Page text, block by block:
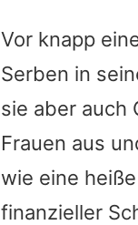
Vor knapp
Serben in
sie aber auch
Frauen aus
wie eine
finanzieller